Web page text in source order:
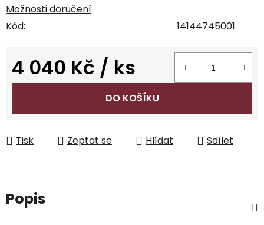
Možnosti doručení
Kód:
14144745001
4 040 Kč / ks
Měrná cena:
DO KOŠÍKU
Tisk Zeptat se Hlídat Sdílet
Popis